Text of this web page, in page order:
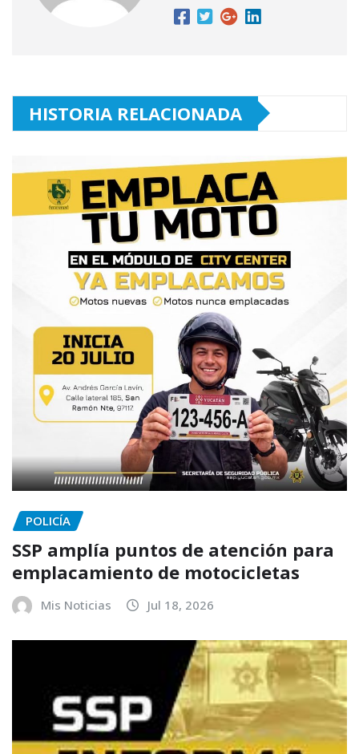
HISTORIA RELACIONADA
POLICÍA
SSP amplía puntos de atención para
emplacamiento de motocicletas
Mis Noticias Jul 18, 2026